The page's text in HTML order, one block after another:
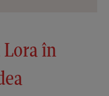
Lora în